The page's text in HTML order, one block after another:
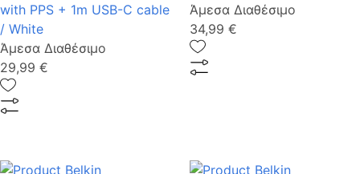
with PPS + 1m USB-C cable
/ White
Άμεσα Διαθέσιμο
29,99 €
Άμεσα Διαθέσιμο
34,99 €